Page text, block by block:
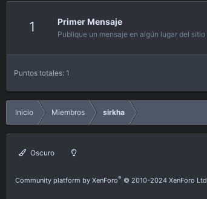
1 Primer Mensaje
Publique un mensaje en algún lugar del
Puntos totales: 1
Inicio Miembros sirkha
Oscuro
Community platform by XenForo® © 2010-2024 XenForo